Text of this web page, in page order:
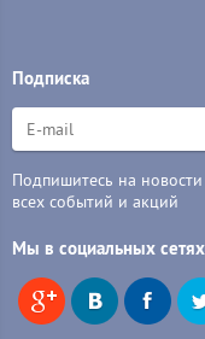
Подписка
Подпишитесь на
всех событий и акций
Мы в социальных сетях